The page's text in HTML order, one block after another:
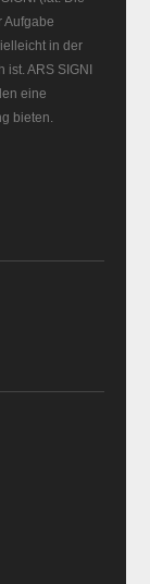
Aufgabe
in der
ARS SIGNI
eine
bieten.